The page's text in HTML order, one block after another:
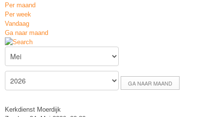
Per maand
Per week
Vandaag
Ga naar maand
GA NAAR MAAND
Kerkdienst Moerdijk